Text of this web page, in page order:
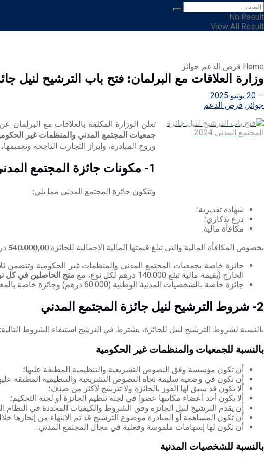
No Result
View All Result
Home فرص الدعم جوائز
وزارة العلاقات مع البرلمان: فتح باب الترشيح لنيل جائزة المجتمع المدني في
20 يونيو 2025
جوائز , فرص الدعم
تعلن الوزارة المكلفة بالعلاقات مع البرلمان
جمعيات المجتمع المدني والمنظمات غير
وروح المبادرة، وإبراز التجارب الناجحة وتعميمها،
1- مكونات جائزة المجتمع المدني وأصنافها
وتتكون جائزة المجتمع المدني مما يلي:
شهادة تقديرية؛
درع تذكاري؛
مكافأة مالية.
بخصوص المكافأة المالية والتي تبلغ قيمتها المالية الاجمالية للجائزة540.000,00
جائزة خاصة بجمعيات المجتمع المدني والمنظمات غير الحكومية وتتضمن
الخارج (بقيمة مالية تبلغ 140.000 درهم لكل نوع، مع
منح الحاصلين في كل نوع على
جائزة خاصة بالشخصيات المدنية الوطنية (60.000 درهم) وجائزة خاصة بالمغاربة المقيمين بالخارج (60.000 درهم).
2- شروط الترشيح لنيل جائزة المجتمع المدني
بالنسبة لشروط الترشيح لنيل للجائزة، يشترط في الترشح استيفاء الشروط التالية:
بالنسبة للجمعيات والمنظمات غير الحكومية
أن تكون مؤسسة وفق النصوص التشريعية والتنظيمية المطبقة عليها؛
أن تكون في وضعية سليمة تجاه النصوص التشريعية والتنظيمية المطبقة
ألا تكون قد سبق لها الفوز بالجائزة ولا تترشح لأكثر من صنف؛
ألا يكون أحد أعضاء مكاتبها عضوا في لجنة تنظيم الجائزة أو لجنة التحكيم؛
أن يقدم الترشيح لنيل الجائزة وفق الشروط والكيفيات المحددة في النظام
أن تكون المساهمة أو المبادرة موضوع الترشيح قد تم الانتهاء من إنجازها
أن تكون لها إسهامات ملموسة وفعلية في مجال المجتمع المدني.
بالنسبة للشخصيات المدنية